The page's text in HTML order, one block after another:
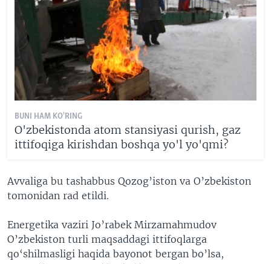
BUNI HAM KO'RING
O'zbekistonda atom stansiyasi qurish, gaz
ittifoqiga kirishdan boshqa yo'l yo'qmi?
Avvaliga bu tashabbus Qozog’iston va O’zbekiston
tomonidan rad etildi.
Energetika vaziri Jo’rabek Mirzamahmudov
O’zbekiston turli maqsaddagi ittifoqlarga
qo‘shilmasligi haqida bayonot bergan bo’lsa,